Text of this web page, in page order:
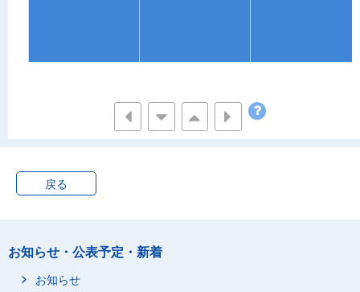
店舗その他の併用住宅
戻る
お知らせ・公表予定・新着
お知らせ